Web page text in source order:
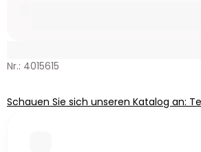
Nr.: 4015615
Schauen Sie sich unseren Katalog an: